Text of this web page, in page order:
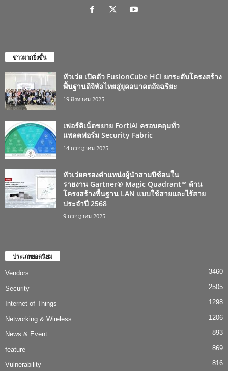
ข่าวมากยิ่งขึ้น
หัวเว่ย เปิดตัว FusionCube HCI ยกระดับโครงสร้าง
พื้นฐานดิจิทัลไทยสู่ยุคอนาคตอัจฉริยะ
19 สิงหาคม 2025
เฟอร์ติเน็ตขยาย FortiAI ครอบคลุมทั่ว
แพลตฟอร์ม Security Fabric
14 กรกฎาคม 2025
หัวเว่ยครองตำแหน่งผู้นำสามปีซ้อนใน
รายงาน Gartner® Magic Quadrant™ ด้าน
โครงสร้างพื้นฐาน LAN แบบใช้สายและไร้สาย
ประจำปี 2568
9 กรกฎาคม 2025
ประเภทยอดนิยม
Vendors 3460
Security 2505
Internet of Things 1298
Networking & Wireless 1206
News & Event 893
feature 869
Vulnerability 816